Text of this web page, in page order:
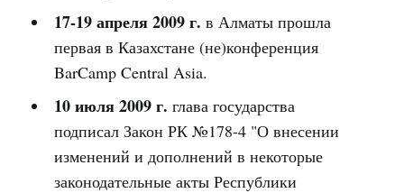
17-19 апреля 2009 г. в Алматы прошла
первая в Казахстане (не)конференция
BarCamp Central Asia.
10 июля 2009 г. глава государства
подписал Закон РК №178-4 "О внесении
изменений и дополнений в некоторые
законодательные акты Республики